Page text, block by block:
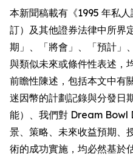
本新聞稿載有《1995 年私
訂）及其他證券法律中所界
期」、「將會」、「預計」
與類似未來或條件性表述，
前瞻性陳述，包括本文中有
迷因幣的計劃記錄與分發日
能）、我們對 Dream Bowl
景、策略、未來收益預期、
術的成功實施，均必然基於